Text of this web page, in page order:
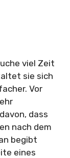
viel Zeit
sie sich
Vor
dass
nach dem
begibt
eines